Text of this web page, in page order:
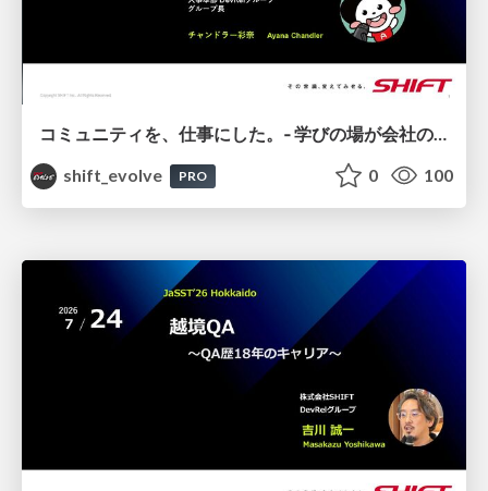
コミュニティを、仕事にした。‐ 学びの場が会社の価値になるまで / 20260724 Ayana Chandler
shift_evolve
PRO 0 100